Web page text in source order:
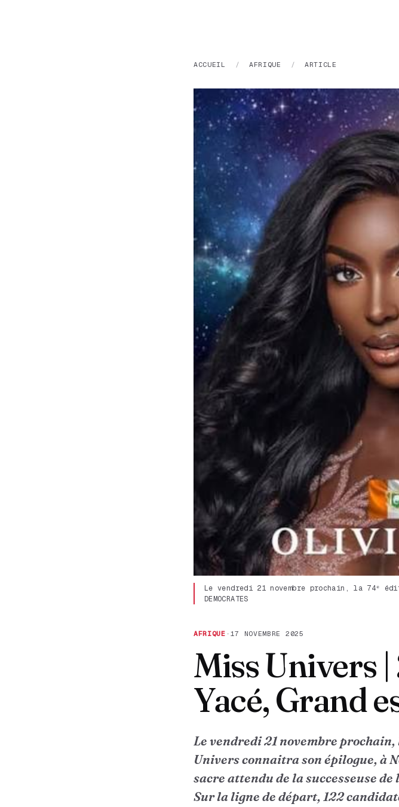
ACCUEIL / AFRIQUE / ARTICLE
Le vendredi 21 novembre prochain, la 74ᵉ
DEMOCRATES
AFRIQUE · 17 NOVEMBRE 2025
Miss Univers
Yacé, Grand
Le vendredi 21 novembre
Univers connaitra son épilogue, à
sacre attendu de la successeuse
Sur la ligne de départ, 122